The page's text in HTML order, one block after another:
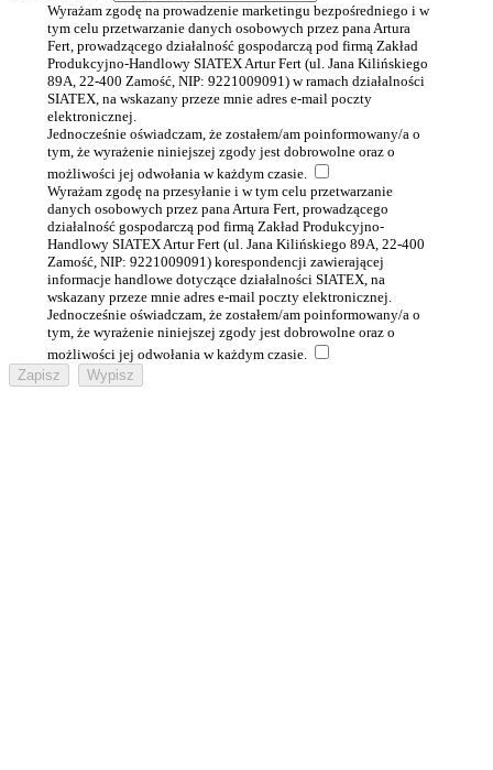
Wyrażam zgodę na prowadzenie marketingu bezpośredniego i w
tym celu przetwarzanie danych osobowych przez pana Artura
Fert, prowadzącego działalność gospodarczą pod firmą Zakład
Produkcyjno-Handlowy SIATEX Artur Fert (ul. Jana Kilińskiego
89A, 22-400 Zamość, NIP: 9221009091) w ramach działalności
SIATEX, na wskazany przeze mnie adres e-mail poczty
elektronicznej.
Jednocześnie oświadczam, że zostałem/am poinformowany/a o
tym, że wyrażenie niniejszej zgody jest dobrowolne oraz o
możliwości jej odwołania w każdym czasie.
Wyrażam zgodę na przesyłanie i w tym celu przetwarzanie
danych osobowych przez pana Artura Fert, prowadzącego
działalność gospodarczą pod firmą Zakład Produkcyjno-
Handlowy SIATEX Artur Fert (ul. Jana Kilińskiego 89A, 22-400
Zamość, NIP: 9221009091) korespondencji zawierającej
informacje handlowe dotyczące działalności SIATEX, na
wskazany przeze mnie adres e-mail poczty elektronicznej.
Jednocześnie oświadczam, że zostałem/am poinformowany/a o
tym, że wyrażenie niniejszej zgody jest dobrowolne oraz o
możliwości jej odwołania w każdym czasie.